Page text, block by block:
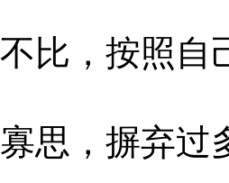
不比，按照自
寡思，摒弃过